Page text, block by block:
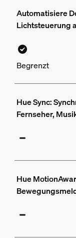
Automatisiere
Lichtsteuerung
Begrenzt
Hue Sync:
Fernseher,
Hue